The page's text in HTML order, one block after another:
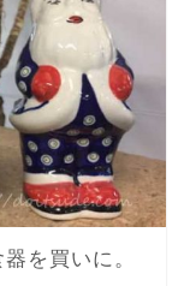
を買いに。